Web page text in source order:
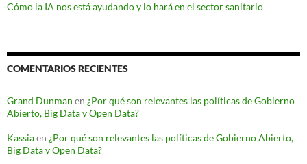
Cómo la IA nos está ayudando y lo hará en el sector sanitario
COMENTARIOS RECIENTES
Grand Dunman en ¿Por qué son relevantes las políticas de Gobierno
Abierto, Big Data y Open Data?
Kassiaen ¿Por qué son relevantes las políticas de Gobierno Abierto,
Big Data y Open Data?